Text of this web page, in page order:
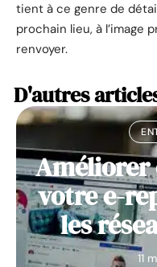
tient à ce genre de
prochain lieu, à l’image
renvoyer.
D'autres
votre e-
les
11